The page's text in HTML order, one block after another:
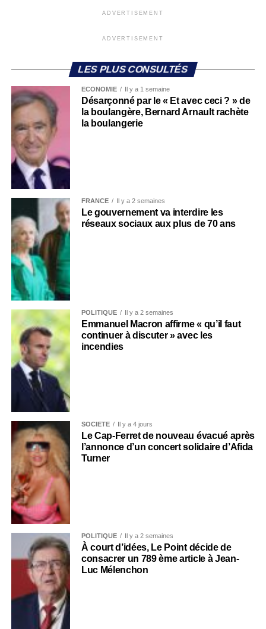
ADVERTISEMENT
ADVERTISEMENT
LES PLUS CONSULTÉS
ECONOMIE Il y a 1 semaine
Désarçonné par le « Et avec ceci ? » de
la boulangère, Bernard Arnault rachète
la boulangerie
FRANCE Il y a 2 semaines
Le gouvernement va interdire les
réseaux sociaux aux plus de 70 ans
POLITIQUE Il y a 2 semaines
Emmanuel Macron affirme « qu’il faut
continuer à discuter » avec les
incendies
SOCIÉTÉ Il y a 4 jours
Le Cap-Ferret de nouveau évacué après
l’annonce d’un concert solidaire d’Afida
Turner
POLITIQUE Il y a 2 semaines
À court d’idées, Le Point décide de
consacrer un 789 ème article à Jean-
Luc Mélenchon